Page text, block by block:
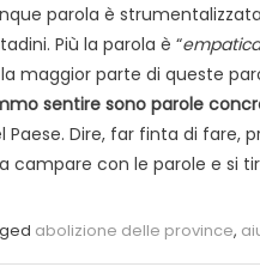
parola è
Più la parola è “empatica
maggior parte di queste
sentire sono parole
Paese. Dire, far finta di fare,
campare con le parole e si
abolizione delle province,